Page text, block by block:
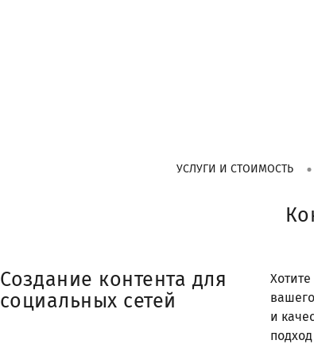
УСЛУГИ И СТОИМОСТЬ
Создание контента для
социальных сетей
и